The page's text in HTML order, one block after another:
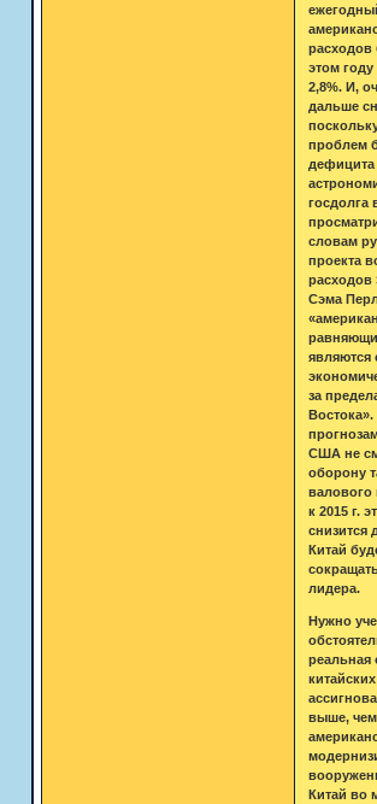
расходов
этом
2,8%. И,
дальше
проблем
дефицита
словам
проекта
расходов
Сэма
за
США не
оборону
валового
к 2015 г.
снизится
Китай
лидера.
Нужно
реальная
выше, чем
Китай во